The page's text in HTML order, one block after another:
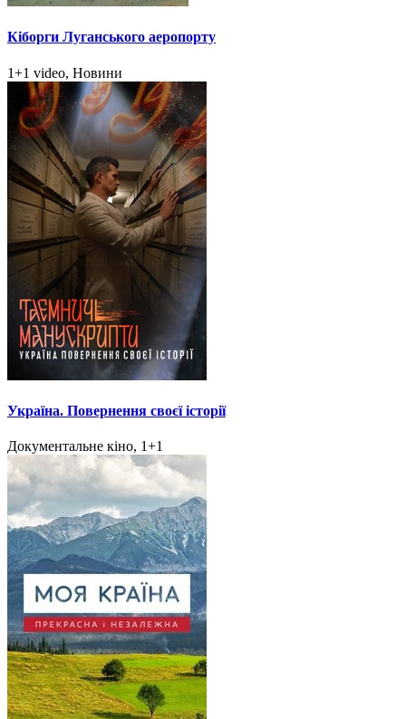
Кіборги Луганського аеропорту
1+1 video, Новини
Україна. Повернення своєї історії
Документальне кіно, 1+1